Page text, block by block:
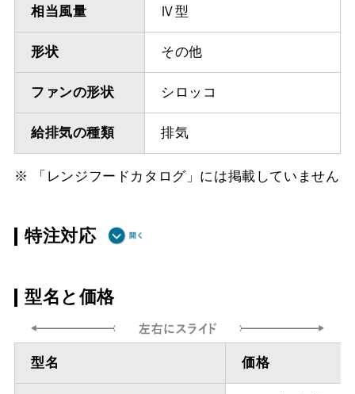
相当風量 Ⅳ型
形状 その他
ファンの形状 シロッコ
給排気の種類 排気
※ 「レンジフードカタログ」には掲載していません
特注対応
方
ダクト方向 上
方
最大寸法 905ｍｍ
型名と価格
型名 価格